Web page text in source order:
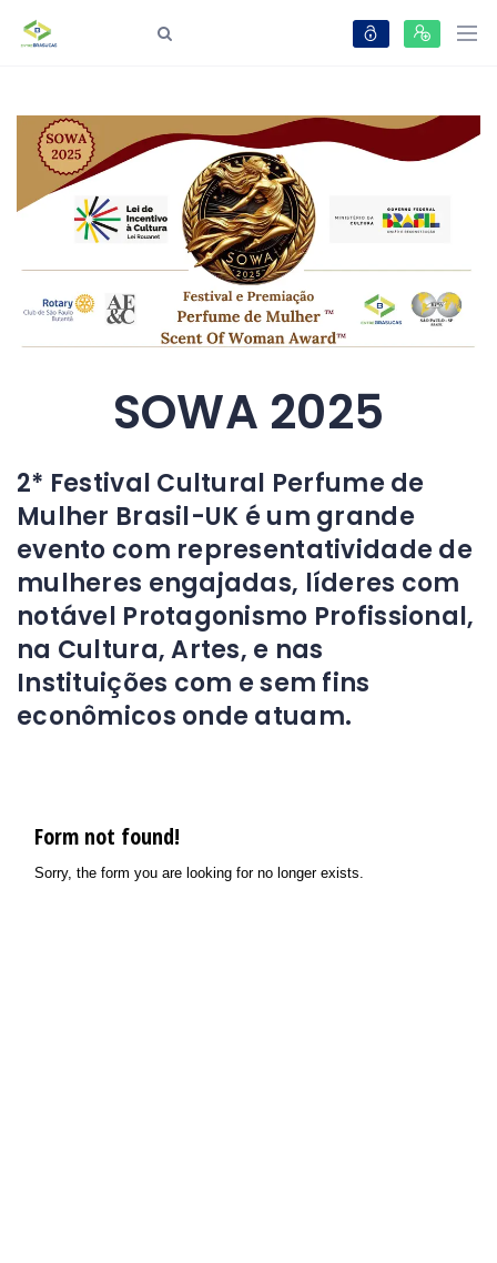
SOWA 2025
2* Festival Cultural Perfume de
Mulher Brasil-UK é um grande
evento com representatividade de
mulheres engajadas, líderes com
notável Protagonismo Profissional,
na Cultura, Artes, e nas
Instituições com e sem fins
econômicos onde atuam.